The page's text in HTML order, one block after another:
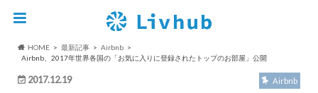
HOME 最新記事
Airbnb
Airbnb、2017年世界各国の「お気に入りに登録されたトップのお部屋」公開
2017.12.19 Airbnb